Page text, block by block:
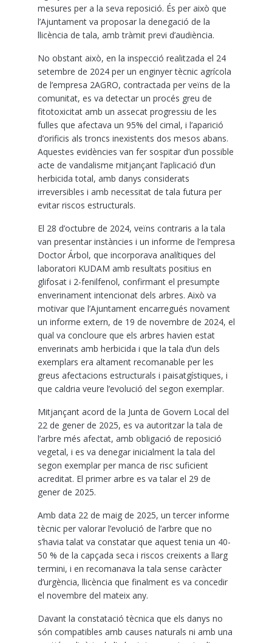
mesures per a la seva reposició. És per això que
l’Ajuntament va proposar la denegació de la
llicència de tala, amb tràmit previ d’audiència.
No obstant això, en la inspecció realitzada el 24
setembre de 2024 per un enginyer tècnic agrícola
de l’empresa 2AGRO, contractada per veïns de la
comunitat, es va detectar un procés greu de
fitotoxicitat amb un assecat progressiu de les
fulles que afectava un 95% del cimal, i l’aparició
d’orificis als troncs inexistents dos mesos abans.
Aquestes evidències van fer sospitar d’un possible
acte de vandalisme mitjançant l’aplicació d’un
herbicida total, amb danys considerats
irreversibles i amb necessitat de tala futura per
evitar riscos estructurals.
El 28 d’octubre de 2024, veïns contraris a la tala
van presentar instàncies i un informe de l’empresa
Doctor Árbol, que incorporava analítiques del
laboratori KUDAM amb resultats positius en
glifosat i 2-fenilfenol, confirmant el presumpte
enverinament intencionat dels arbres. Això va
motivar que l’Ajuntament encarregués novament
un informe extern, de 19 de novembre de 2024, el
qual va concloure que els arbres havien estat
enverinats amb herbicida i que la tala d’un dels
exemplars era altament recomanable per les
greus afectacions estructurals i paisatgístiques, i
que caldria veure l’evolució del segon exemplar.
Mitjançant acord de la Junta de Govern Local del
22 de gener de 2025, es va autoritzar la tala de
l’arbre més afectat, amb obligació de reposició
vegetal, i es va denegar inicialment la tala del
segon exemplar per manca de risc suficient
acreditat. El primer arbre es va talar el 29 de
gener de 2025.
Amb data 22 de maig de 2025, un tercer informe
tècnic per valorar l’evolució de l’arbre que no
s’havia talat va constatar que aquest tenia un 40-
50 % de la capçada seca i riscos creixents a llarg
termini, i en recomanava la tala sense caràcter
d’urgència, llicència que finalment es va concedir
el novembre del mateix any.
Davant la constatació tècnica que els danys no
són compatibles amb causes naturals ni amb una